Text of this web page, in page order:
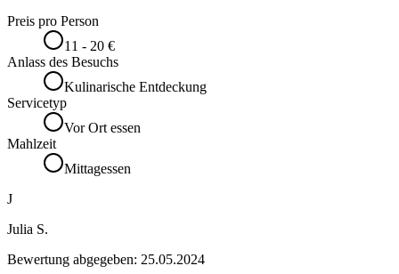
Preis pro Person
11 - 20 €
Anlass des Besuchs
Kulinarische Entdeckung
Servicetyp
Vor Ort essen
Mahlzeit
Mittagessen
J
Julia S.
Bewertung abgegeben: 25.05.2024